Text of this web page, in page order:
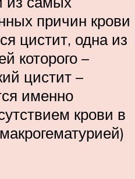
причин крови
цистит, одна из
которого –
цистит –
именно
крови в